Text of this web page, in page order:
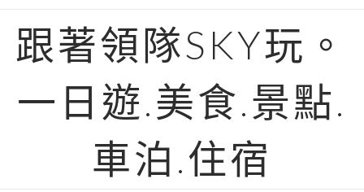
跟著領隊SKY玩。
一日遊.美食.景點.
車泊.住宿